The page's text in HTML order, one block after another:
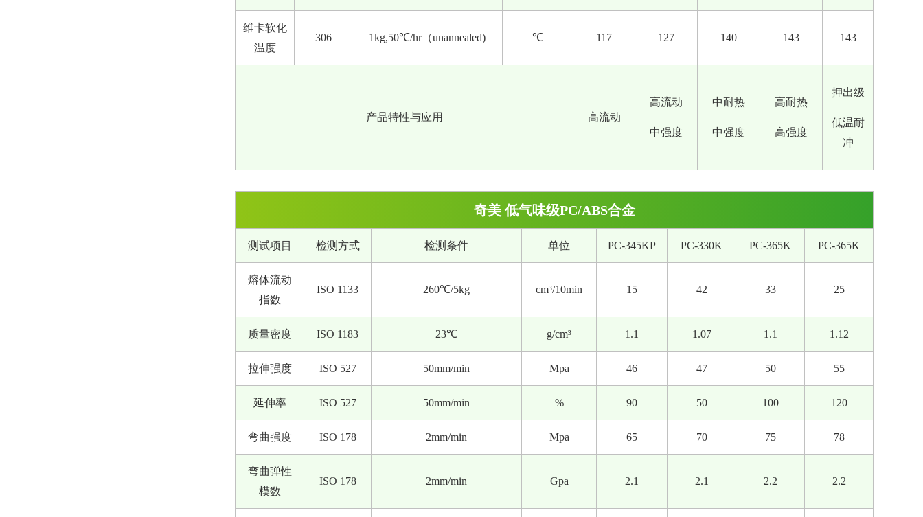
维卡软化
温度
306 1kg,50℃/hr（unannealed) ℃ 117 127 140 143 143
产品特性与应用 高流动
高流动
中强度
中耐热
中强度
高耐热
高强度
押出级
低温耐
冲
奇美 低气味级PC/ABS合金
测试项目 检测方式 检测条件 单位 PC-345KP PC-330K PC-365K PC-365K
熔体流动
指数
ISO 1133 260℃/5kg cm³/10min 15 42 33 25
质量密度 ISO 1183 23℃ g/cm³ 1.1 1.07 1.1 1.12
拉伸强度 ISO 527 50mm/min Mpa 46 47 50 55
延伸率 ISO 527 50mm/min % 90 50 100 120
弯曲强度 ISO 178 2mm/min Mpa 65 70 75 78
弯曲弹性
模数
ISO 178 2mm/min Gpa 2.1 2.1 2.2 2.2